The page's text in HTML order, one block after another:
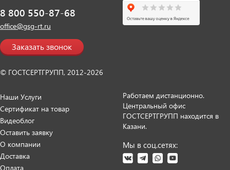
8 800 550-87-68
office@gsg-rt.ru
Заказать звонок
© ГОСТСЕРТГРУПП, 2012-2026
Наши Услуги
Сертификат на товар
Видеоблог
Оставить заявку
О компании
Доставка
Оплата
Работаем дистанционно.
Центральный офис
ГОСТСЕРТГРУПП находится в
Казани.
Мы в соц.сетях: